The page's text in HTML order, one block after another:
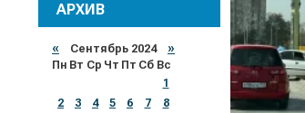
АРХИВ
« Сентябрь 2024 »
Пн Вт Ср Чт Пт Сб Вс
1
2
3 4 5 6 7
8